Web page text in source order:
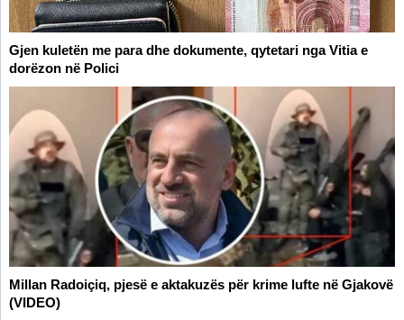
Gjen kuletën me para dhe dokumente, qytetari nga Vitia e
dorëzon në Polici
Millan Radoiçiq, pjesë e aktakuzës për krime lufte në Gjakovë
(VIDEO)